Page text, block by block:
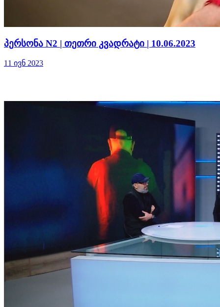
პერსონა N2 | თეთრი კვადრატი | 10.06.2023
11 ივნ 2023